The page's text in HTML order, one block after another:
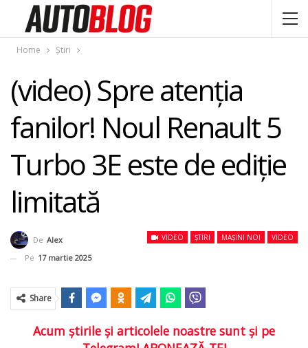
Home Știri
(video) Spre atenția
fanilor! Noul Renault 5
Turbo 3E este de ediție
limitată
VIDEO ȘTIRI MAȘINI NOI VIDEO
De Alex
Pe 17 martie 2025
Share
Acum ştirile şi articolele noastre sunt şi pe